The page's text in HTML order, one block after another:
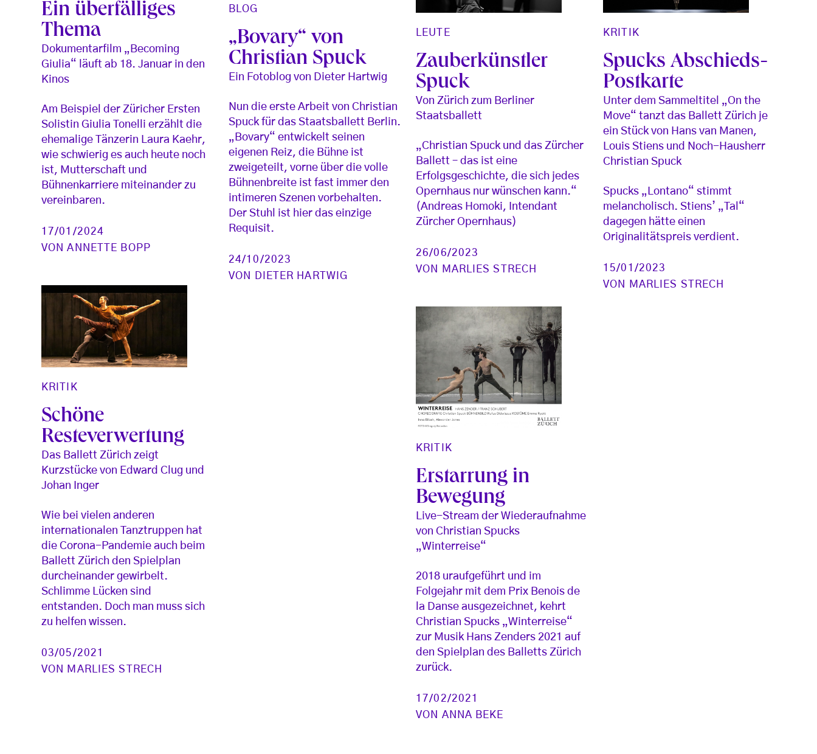
Ein überfälliges
Thema
Dokumentarfilm „Becoming
Giulia“ läuft ab 18. Januar in den
Kinos
Am Beispiel der Züricher Ersten
Solistin Giulia Tonelli erzählt die
ehemalige Tänzerin Laura Kaehr,
wie schwierig es auch heute noch
ist, Mutterschaft und
Bühnenkarriere miteinander zu
vereinbaren.
17/01/2024
VONANNETTE BOPP
BLOG
„Bovary“ von
Christian Spuck
Ein Fotoblog von Dieter Hartwig
Nun die erste Arbeit von Christian
Spuck für das Staatsballett Berlin.
„Bovary“ entwickelt seinen
eigenen Reiz, die Bühne ist
zweigeteilt, vorne über die volle
Bühnenbreite ist fast immer den
intimeren Szenen vorbehalten.
Der Stuhl ist hier das einzige
Requisit.
24/10/2023
VON
DIETER HARTWIG
LEUTE
Zauberkünstler
Spuck
Von Zürich zum Berliner
Staatsballett
„Christian Spuck und das Zürcher
Ballett – das ist eine
Erfolgsgeschichte, die sich jedes
Opernhaus nur wünschen kann.“
(Andreas Homoki, Intendant
Zürcher Opernhaus)
26/06/2023
VON
MARLIES STRECH
KRITIK
Spucks Abschieds-
Postkarte
Unter dem Sammeltitel „On the
Move“ tanzt das Ballett Zürich je
ein Stück von Hans van Manen,
Louis Stiens und Noch-Hausherr
Christian Spuck
Spucks „Lontano“ stimmt
melancholisch. Stiens’ „Tal“
dagegen hätte einen
Originalitätspreis verdient.
15/01/2023
VON
MARLIES STRECH
KRITIK
Schöne
Resteverwertung
Das Ballett Zürich zeigt
Kurzstücke von Edward Clug und
Johan Inger
Wie bei vielen anderen
internationalen Tanztruppen hat
die Corona-Pandemie auch beim
Ballett Zürich den Spielplan
durcheinander gewirbelt.
Schlimme Lücken sind
entstanden. Doch man muss sich
zu helfen wissen.
03/05/2021
VON
MARLIES STRECH
KRITIK
Erstarrung in
Bewegung
Live-Stream der Wiederaufnahme
von Christian Spucks
„Winterreise“
2018 uraufgeführt und im
Folgejahr mit dem Prix Benois de
la Danse ausgezeichnet, kehrt
Christian Spucks „Winterreise“
zur Musik Hans Zenders 2021 auf
den Spielplan des Balletts Zürich
zurück.
17/02/2021
VON ANNA BEKE